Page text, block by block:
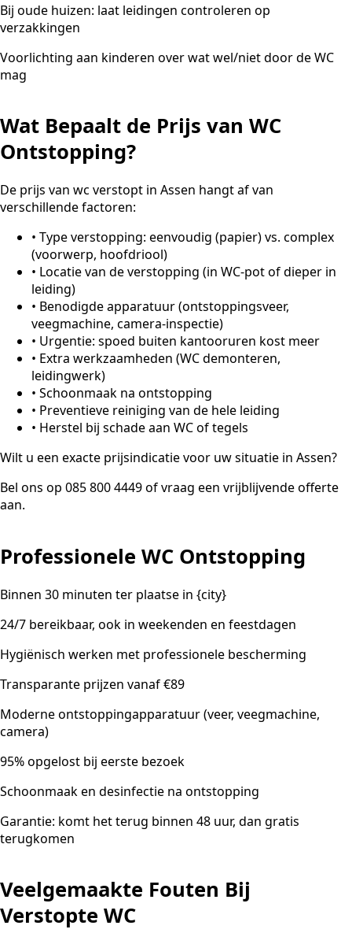
Bij oude huizen: laat leidingen controleren op
verzakkingen
Voorlichting aan kinderen over wat wel/niet door de WC
mag
Wat Bepaalt de Prijs van WC
Ontstopping?
De prijs van wc verstopt in Assen hangt af van
verschillende factoren:
• Type verstopping: eenvoudig (papier) vs. complex
(voorwerp, hoofdriool)
• Locatie van de verstopping (in WC-pot of dieper in
leiding)
• Benodigde apparatuur (ontstoppingsveer,
veegmachine, camera-inspectie)
• Urgentie: spoed buiten kantooruren kost meer
• Extra werkzaamheden (WC demonteren,
leidingwerk)
• Schoonmaak na ontstopping
• Preventieve reiniging van de hele leiding
• Herstel bij schade aan WC of tegels
Wilt u een exacte prijsindicatie voor uw situatie in Assen?
Bel ons op 085 800 4449 of vraag een vrijblijvende offerte
aan.
Professionele WC Ontstopping
Binnen 30 minuten ter plaatse in {city}
24/7 bereikbaar, ook in weekenden en feestdagen
Hygiënisch werken met professionele bescherming
Transparante prijzen vanaf €89
Moderne ontstoppingapparatuur (veer, veegmachine,
camera)
95% opgelost bij eerste bezoek
Schoonmaak en desinfectie na ontstopping
Garantie: komt het terug binnen 48 uur, dan gratis
terugkomen
Veelgemaakte Fouten Bij
Verstopte WC